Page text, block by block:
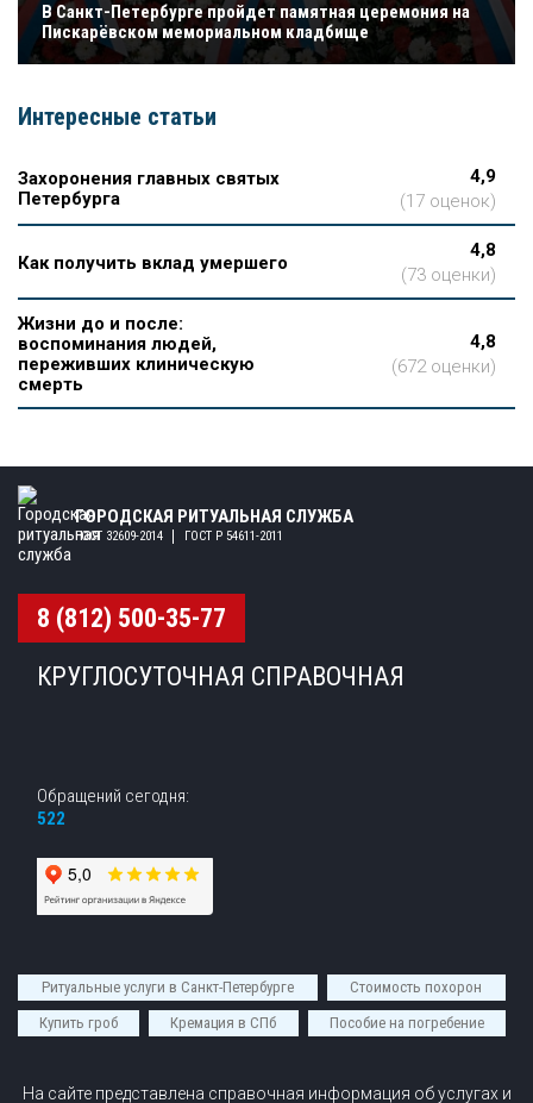
В Санкт-Петербурге пройдет памятная церемония на
Пискарёвском мемориальном кладбище
Интересные статьи
Захоронения главных святых
Петербурга
4,9
(17 оценок)
Как получить вклад умершего
4,8
(73 оценки)
Жизни до и после:
воспоминания людей,
переживших клиническую
смерть
4,8
(672 оценки)
ГОРОДСКАЯ РИТУАЛЬНАЯ СЛУЖБА
ГОСТ 32609-2014 ГОСТ Р 54611-2011
8 (812) 500-35-77
КРУГЛОСУТОЧНАЯ СПРАВОЧНАЯ
Обращений сегодня:
522
Ритуальные услуги в Санкт-Петербурге
Стоимость похорон
Купить гроб
Кремация в СПб Пособие на погребение
На сайте представлена справочная информация об услугах и